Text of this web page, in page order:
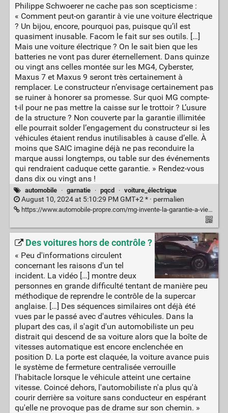
Philippe Schwoerer ne cache pas son scepticisme :
« Comment peut-on garantir à vie une voiture électrique
? Un bijou, encore, pourquoi pas, puisque qu’il est
quasiment inusable. Facom le fait sur ses outils. […]
Mais une voiture électrique ? On le sait bien que les
batteries ne vont pas durer éternellement. Dans quinze
ou vingt ans celles montée sur les MG4, Cyberster,
Maxus 7 et Maxus 9 seront très certainement à
remplacer. Le constructeur n’envisage certainement pas
se ruiner à honorer sa promesse. Sur quoi MG compte-
t-il pour ne pas mettre la caisse sur le trottoir ? L’usure
de la structure ? Non couverte par la garantie illimitée
elle pourrait solder l’engagement du constructeur si les
véhicules étaient rendus inutilisables à cause d’elle. À
moins que SAIC imagine déjà ne pas reconduire la
marque aussi longtemps, ou table sur des événements
qui rendraient caduque cette garantie. » Rendez-vous
dans dix ou vingt ans !
automobile · garnatie · pqcd · voiture_électrique
August 10, 2024 at 5:10:29 PM GMT+2 * · permalien
https://www.automobile-propre.com/mg-invente-la-garantie-a-vie-sur-ses-voitures-electriques/
Des voitures hors de contrôle ?
« Peu d'informations circulent
concernant les raisons d'un tel
incident. La vidéo […] montre deux
personnes en grande difficulté tentant de manière peu
méthodique de reprendre le contrôle de la supercar
anglaise. […] Des séquences similaires ont déjà été
vues par le passé avec d'autres véhicules. Dans la
plupart des cas, il s'agit d'un automobiliste un peu
distrait qui descend de sa voiture alors que la boîte de
vitesses automatique est encore enclenchée en
position D. La porte est claquée, la voiture avance puis
le système de fermeture centralisée verrouille
l'habitacle lorsque le véhicule atteint une certaine
vitesse. Coincé dehors, l'automobiliste n'a plus qu'à
courir derrière sa voiture sans conducteur en espérant
qu'elle ne provoque pas de drame sur son chemin. »